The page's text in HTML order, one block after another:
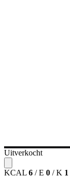
Uitverkocht
KCAL 6 / E 0 / K 1